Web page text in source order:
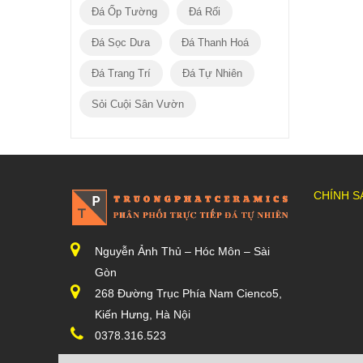
Đá Ốp Tường Đá Rối
Đá Sọc Dưa Đá Thanh Hoá
Đá Trang Trí Đá Tự Nhiên
Sỏi Cuội Sân Vườn
Nguyễn Ảnh Thủ – Hóc Môn – Sài
Gòn
268 Đường Trục Phía Nam Cienco5,
Kiến Hưng, Hà Nội
0378.316.523
CHÍNH